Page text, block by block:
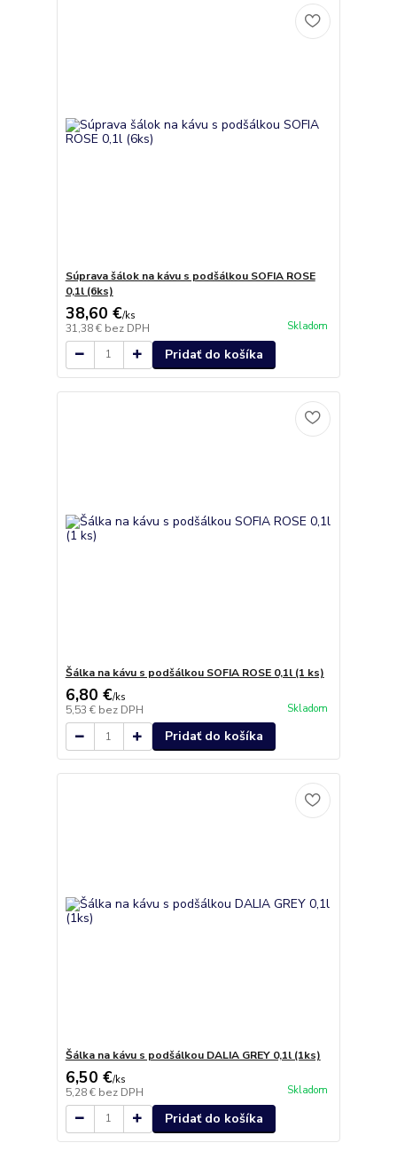
Súprava šálok na kávu s podšálkou SOFIA ROSE
0,1l (6ks)
38,60 €/ks
31,38 € bez DPH Skladom
Pridať do košíka
Šálka na kávu s podšálkou SOFIA ROSE 0,1l (1 ks)
6,80 €/ks
5,53 € bez DPH Skladom
Pridať do košíka
Šálka na kávu s podšálkou DALIA GREY 0,1l (1ks)
6,50 €/ks
5,28 € bez DPH Skladom
Pridať do košíka